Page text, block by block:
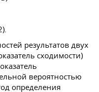
результатов двух
сходимости)
вероятностью